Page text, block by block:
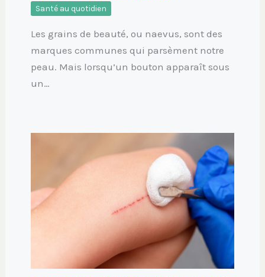
Santé au quotidien
Les grains de beauté, ou naevus, sont des
marques communes qui parsèment notre
peau. Mais lorsqu’un bouton apparaît sous
un…